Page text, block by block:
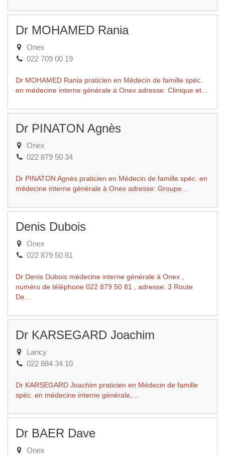
Dr MOHAMED Rania
Onex
022 709 00 19
Dr MOHAMED Rania praticien en Médecin de famille spéc.
en médecine interne générale à Onex adresse: Clinique et...
Dr PINATON Agnès
Onex
022 879 50 34
Dr PINATON Agnès praticien en Médecin de famille spéc. en
médecine interne générale à Onex adresse: Groupe...
Denis Dubois
Onex
022 879 50 81
Dr Denis Dubois médecine interne générale à Onex ,
numéro de téléphone 022 879 50 81 , adresse: 3 Route
De...
Dr KARSEGARD Joachim
Lancy
022 884 34 10
Dr KARSEGARD Joachim praticien en Médecin de famille
spéc. en médecine interne générale,...
Dr BAER Dave
Onex